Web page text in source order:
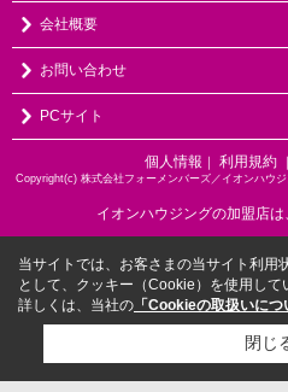
会社概要
お問い合わせ
PCサイト
個人情報 ｜ 利用規約 ｜
Copyright(c) 株式会社フォーメンバーズ／イオンハウ
イオンハウジングの加盟店は
当サイトでは、お客さまの当サイト利用
として、クッキー（Cookie）を使用して
詳しくは、当社の 「Cookieの取扱いにつ
閉じ